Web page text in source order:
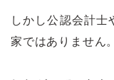
しかし公認会計
家ではありません。